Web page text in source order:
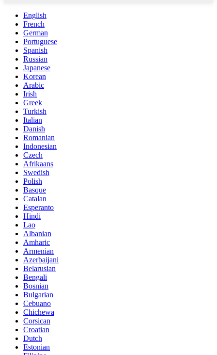
English
French
German
Portuguese
Spanish
Russian
Japanese
Korean
Arabic
Irish
Greek
Turkish
Italian
Danish
Romanian
Indonesian
Czech
Afrikaans
Swedish
Polish
Basque
Catalan
Esperanto
Hindi
Lao
Albanian
Amharic
Armenian
Azerbaijani
Belarusian
Bengali
Bosnian
Bulgarian
Cebuano
Chichewa
Corsican
Croatian
Dutch
Estonian